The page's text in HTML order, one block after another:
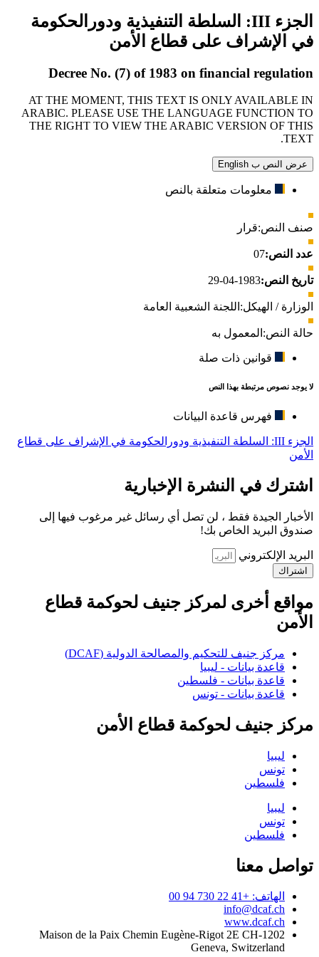
الجزء III: السلطة التنفيذية ودورالحكومة
في الإشراف على قطاع الأمن
Decree No. (7) of 1983 on financial regulation
AT THE MOMENT, THIS TEXT IS ONLY AVAILABLE IN
ARABIC. PLEASE USE THE LANGUAGE FUNCTION TO
THE RIGHT TO VIEW THE ARABIC VERSION OF THIS
TEXT.
عرض النص ب English
معلومات متعلقة بالنص
صنف النص:قرار
عدد النص:07
تاريخ النص:1983-04-29
الوزارة / الهيكل: اللجنة الشعبية العامة
حالة النص: المعمول به
قوانين ذات صلة
لا يوجد نصوص مرتبطة بهذا النص
فهرس قاعدة البيانات
الجزء III: السلطة التنفيذية ودورالحكومة في الإشراف على قطاع
الأمن
اشترك في النشرة الإخبارية
الأخبار الجيدة فقط ، لن تصل أي رسائل غير مرغوب فيها إلى
صندوق البريد الخاص بك!
البريد الإلكتروني
اشتراك
مواقع أخرى لمركز جنيف لحوكمة قطاع
الأمن
مركز جنيف للتحكيم والمصالحة الدولية (DCAF)
قاعدة بيانات - ليبيا
قاعدة بيانات - فلسطين
قاعدة بيانات - تونس
مركز جنيف لحوكمة قطاع الأمن
ليبيا
تونس
فلسطين
ليبيا
تونس
فلسطين
تواصل معنا
الهاتف: +41 22 730 94 00
info@dcaf.ch
www.dcaf.ch
Maison de la Paix Chemin Eugène-Rigot 2E CH-1202
Geneva, Switzerland